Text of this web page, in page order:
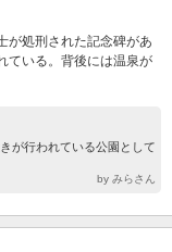
が処刑された記念碑があ
ている。背後には温泉が
が行われている公園として
by みらさん